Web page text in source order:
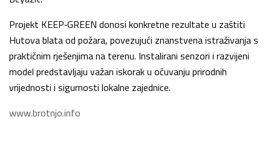
Projekt KEEP‑GREEN donosi konkretne rezultate u zaštiti
Hutova blata od požara, povezujući znanstvena istraživanja s
praktičnim rješenjima na terenu. Instalirani senzori i razvijeni
model predstavljaju važan iskorak u očuvanju prirodnih
vrijednosti i sigurnosti lokalne zajednice.
www.brotnjo.info